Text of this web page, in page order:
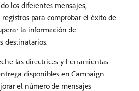
los diferentes mensajes,
para comprobar el éxito de
la información de
destinatarios.
las directrices y herramientas
disponibles en Campaign
el número de mensajes